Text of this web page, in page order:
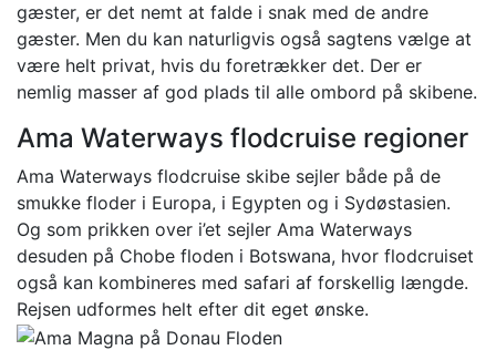
gæster, er det nemt at falde i snak med de andre
gæster. Men du kan naturligvis også sagtens vælge at
være helt privat, hvis du foretrækker det. Der er
nemlig masser af god plads til alle ombord på skibene.
Ama Waterways flodcruise regioner
Ama Waterways flodcruise skibe sejler både på de
smukke floder i Europa, i Egypten og i Sydøstasien.
Og som prikken over i’et sejler Ama Waterways
desuden på Chobe floden i Botswana, hvor flodcruiset
også kan kombineres med safari af forskellig længde.
Rejsen udformes helt efter dit eget ønske.